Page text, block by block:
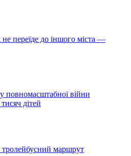
переїде до іншого міста —
повномасштабної війни
дітей
маршрут